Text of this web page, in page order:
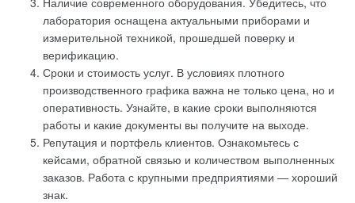
лаборатория оснащена актуальными приборами и
измерительной техникой, прошедшей поверку и
верификацию.
Сроки и стоимость услуг. В условиях плотного
производственного графика важна не только цена, но и
оперативность. Узнайте, в какие сроки выполняются
работы и какие документы вы получите на выходе.
Репутация и портфель клиентов. Ознакомьтесь с
кейсами, обратной связью и количеством выполненных
заказов. Работа с крупными предприятиями — хороший
знак.